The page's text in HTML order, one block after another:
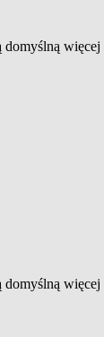
domyślną więcej
domyślną więcej